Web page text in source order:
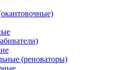
(реноваторы)